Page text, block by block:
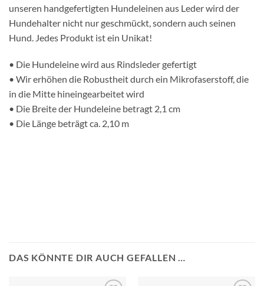
unseren handgefertigten Hundeleinen aus Leder wird der
Hundehalter nicht nur geschmückt, sondern auch seinen
Hund. Jedes Produkt ist ein Unikat!
• Die Hundeleine wird aus Rindsleder gefertigt
• Wir erhöhen die Robustheit durch ein Mikrofaserstoff, die
in die Mitte hineingearbeitet wird
• Die Breite der Hundeleine betragt 2,1 cm
• Die Länge beträgt ca. 2,10 m
DAS KÖNNTE DIR AUCH GEFALLEN …